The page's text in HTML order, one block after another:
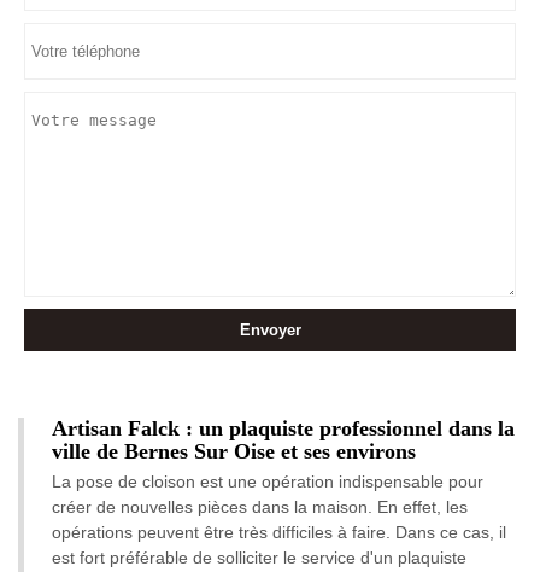
Artisan Falck : un plaquiste professionnel dans la
ville de Bernes Sur Oise et ses environs
La pose de cloison est une opération indispensable pour
créer de nouvelles pièces dans la maison. En effet, les
opérations peuvent être très difficiles à faire. Dans ce cas, il
est fort préférable de solliciter le service d'un plaquiste